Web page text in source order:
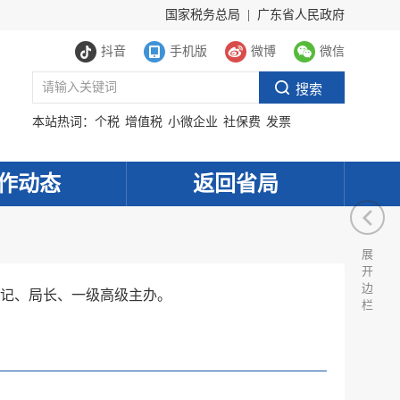
国家税务总局 广东省人民政府
抖音 手机版 微博 微信
本站热词： 个税 增值税 小微企业 社保费 发票
动态 返回省局
、局长、一级高级主办。
展
开
边
栏